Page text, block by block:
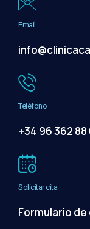
Email
Teléfono
+34 96 362 88
Solicitar cita
Formulario